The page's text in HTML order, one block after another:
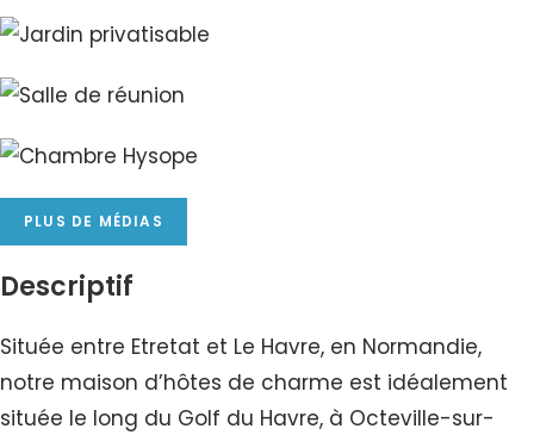
PLUS DE MÉDIAS
Descriptif
Située entre Etretat et Le Havre, en Normandie,
notre maison d’hôtes de charme est idéalement
située le long du Golf du Havre, à Octeville-sur-